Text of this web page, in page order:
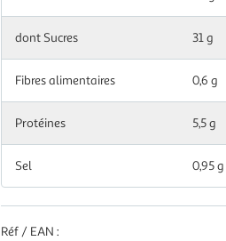
dont Sucres 31 g
Fibres alimentaires 0,6 g
Protéines 5,5 g
Sel 0,95 g
Réf / EAN :